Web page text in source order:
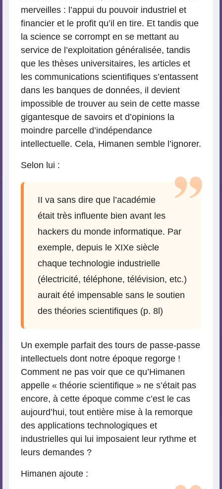
merveilles : l’appui du pouvoir industriel et
financier et le profit qu’il en tire. Et tandis que
la science se corrompt en se mettant au
service de l’exploitation généralisée, tandis
que les thèses universitaires, les articles et
les communications scientifiques s’entassent
dans les banques de données, il devient
impossible de trouver au sein de cette masse
gigantesque de savoirs et d’opinions la
moindre parcelle d’indépendance
intellectuelle. Cela, Himanen semble l’ignorer.
Selon lui :
II va sans dire que l’académie
était très influente bien avant les
hackers du monde informatique. Par
exemple, depuis le XIXe siècle
chaque technologie industrielle
(électricité, téléphone, télévision, etc.)
aurait été impensable sans le soutien
des théories scientifiques (p. 8l)
Un exemple parfait des tours de passe-passe
intellectuels dont notre époque regorge !
Comment ne pas voir que ce qu’Himanen
appelle « théorie scientifique » ne s’était pas
encore, à cette époque comme c’est le cas
aujourd’hui, tout entière mise à la remorque
des applications technologiques et
industrielles qui lui imposaient leur rythme et
leurs demandes ?
Himanen ajoute :